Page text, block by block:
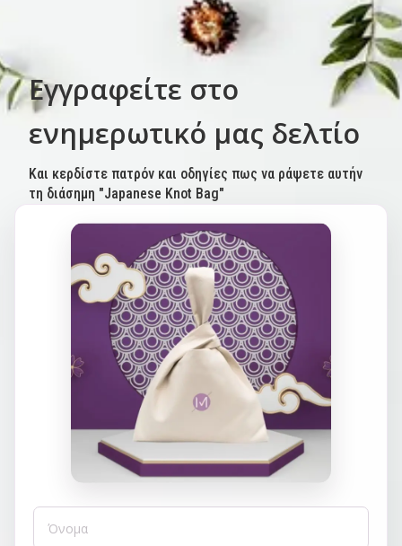
Εγγραφείτε στο
ενημερωτικό μας δελτίο
Και κερδίστε πατρόν και οδηγίες πως να ράψετε αυτήν
τη διάσημη "Japanese Knot Bag"